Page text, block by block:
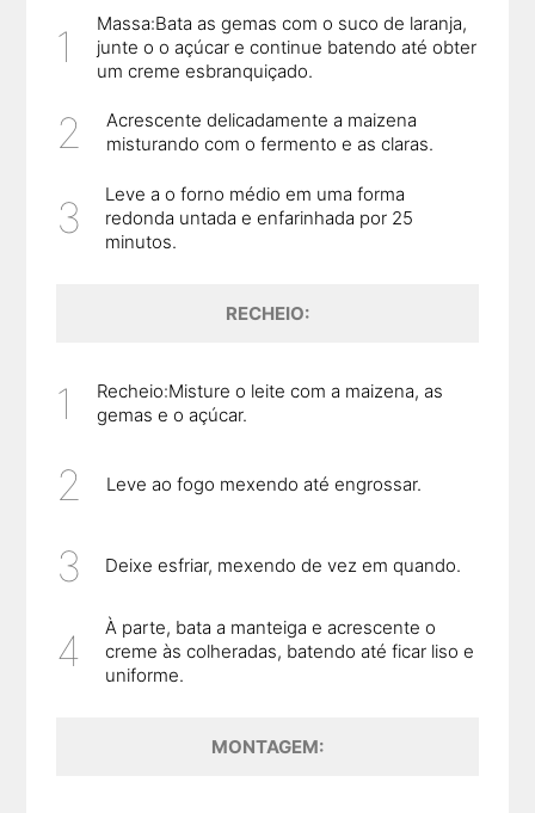
Massa:Bata as gemas com o suco de laranja,
junte o o açúcar e continue batendo até obter
um creme esbranquiçado.
Acrescente delicadamente a maizena
misturando com o fermento e as claras.
Leve a o forno médio em uma forma
redonda untada e enfarinhada por 25
minutos.
RECHEIO:
Recheio:Misture o leite com a maizena, as
gemas e o açúcar.
Leve ao fogo mexendo até engrossar.
Deixe esfriar, mexendo de vez em quando.
À parte, bata a manteiga e acrescente o
creme às colheradas, batendo até ficar liso e
uniforme.
MONTAGEM: